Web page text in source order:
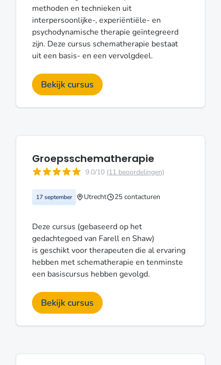
methoden en technieken uit
interpersoonlijke-, experiëntiële- en
psychodynamische therapie geïntegreerd
zijn. Deze cursus schematherapie bestaat
uit een basis- en een vervolgdeel.
Bekijk cursus
Groepsschematherapie
9.0/10 (11 beoordelingen)
17 september Utrecht 25 contacturen
Deze cursus (gebaseerd op het
gedachtegoed van Farell en Shaw)
is geschikt voor therapeuten die al ervaring
hebben met schematherapie en tenminste
een basiscursus hebben gevolgd.
Bekijk cursus